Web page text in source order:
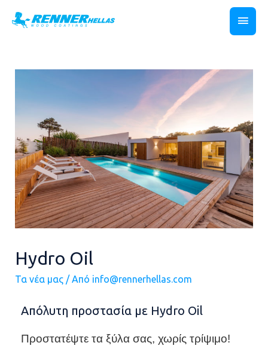
Hydro Oil
Τα νέα μας/ Από info@rennerhellas.com
Απόλυτη προστασία με Hydro Oil
Προστατέψτε τα ξύλα σας, χωρίς τρίψιμο!